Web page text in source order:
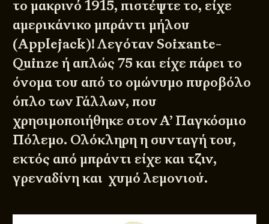
το μακρινό 1915, πιστέψτε το, είχε
αμερικάνικο μπράντι μήλου
(Applejack)! Λεγόταν Soixante-
Quinze ή απλώς 75 και είχε πάρει το
όνομα του από το ομώνυμο πυροβόλο
όπλο των Γάλλων, που
χρησιμοποιήθηκε στον Α’ Παγκόσμιο
Πόλεμο. Ολόκληρη η συνταγή του,
εκτός από μπράντι είχε και τζιν,
γρεναδίνη και χυμό λεμονιού.